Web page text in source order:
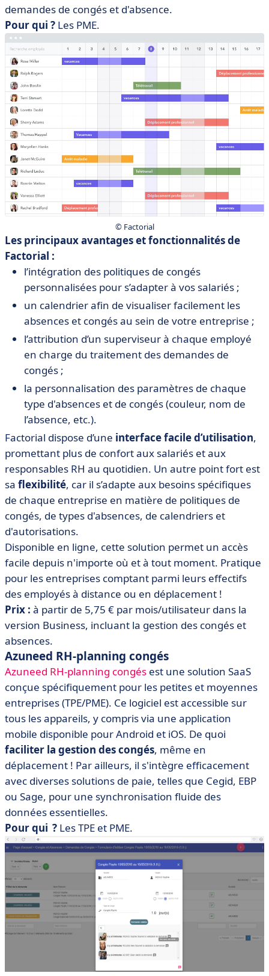
demandes de congés et d'absence.
Pour qui ? Les PME.
© Factorial
Les principaux avantages et fonctionnalités de
Factorial :
l’intégration des politiques de congés
personnalisées pour s’adapter à vos salariés ;
un calendrier afin de visualiser facilement les
absences et congés au sein de votre entreprise ;
l’attribution d’un superviseur à chaque employé
en charge du traitement des demandes de
congés ;
la personnalisation des paramètres de chaque
type d'absences et de congés (couleur, nom de
l’absence, etc.).
Factorial dispose d’une interface facile d’utilisation,
promettant plus de confort aux salariés et aux
responsables RH au quotidien. Un autre point fort est
sa flexibilité, car il s’adapte aux besoins spécifiques
de chaque entreprise en matière de politiques de
congés, de types d'absences, de calendriers et
d'autorisations.
Disponible en ligne, cette solution permet un accès
facile depuis n'importe où et à tout moment. Pratique
pour les entreprises comptant parmi leurs effectifs
des employés à distance ou en déplacement !
Prix : à partir de 5,75 € par mois/utilisateur dans la
version Business, incluant la gestion des congés et
absences.
Azuneed RH-planning congés
Azuneed RH-planning congés est une solution SaaS
conçue spécifiquement pour les petites et moyennes
entreprises (TPE/PME). Ce logiciel est accessible sur
tous les appareils, y compris via une application
mobile disponible pour Android et iOS. De quoi
faciliter la gestion des congés, même en
déplacement ! Par ailleurs, il s'intègre efficacement
avec diverses solutions de paie, telles que Cegid, EBP
ou Sage, pour une synchronisation fluide des
données essentielles.
Pour qui ? Les TPE et PME.